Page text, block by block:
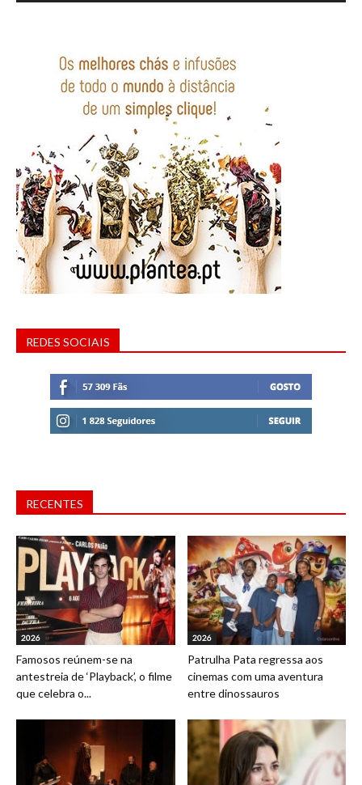
REDES SOCIAIS
RECENTES
2026
Famosos reúnem-se na
antestreia de ‘Playback’, o filme
que celebra o...
2026
Patrulha Pata regressa aos
cinemas com uma aventura
entre dinossauros